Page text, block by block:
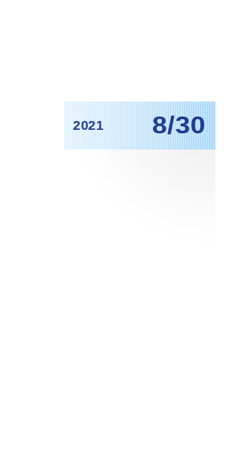
2021 8/30